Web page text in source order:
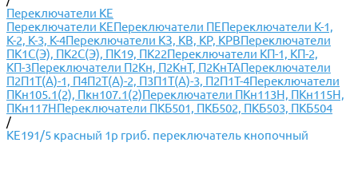
Переключатели КЕ
Переключатели КЕПереключатели ПЕПереключатели К-1,
К-2, К-3, К-4Переключатели КЗ, КВ, КР, КРВПереключатели
ПК1С(Э), ПК2С(Э), ПК19, ПК22Переключатели КП-1, КП-2,
КП-3Переключатели П2Кн, П2КнТ, П2КнТАПереключатели
П2П1Т(А)-1, П4П2Т(А)-2, П3П1Т(А)-3, П2П1Т-4Переключатели
ПКн105.1(2), Пкн107.1(2)Переключатели ПКн113Н, ПКн115Н,
ПКн117НПереключатели ПКБ501, ПКБ502, ПКБ503, ПКБ504
/
КЕ191/5 красный 1р гриб. переключатель кнопочный